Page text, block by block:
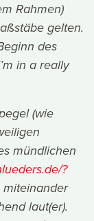
Rahmen)
gelten.
des
in a really
(wie
mündlichen
?
miteinander
laut(er).